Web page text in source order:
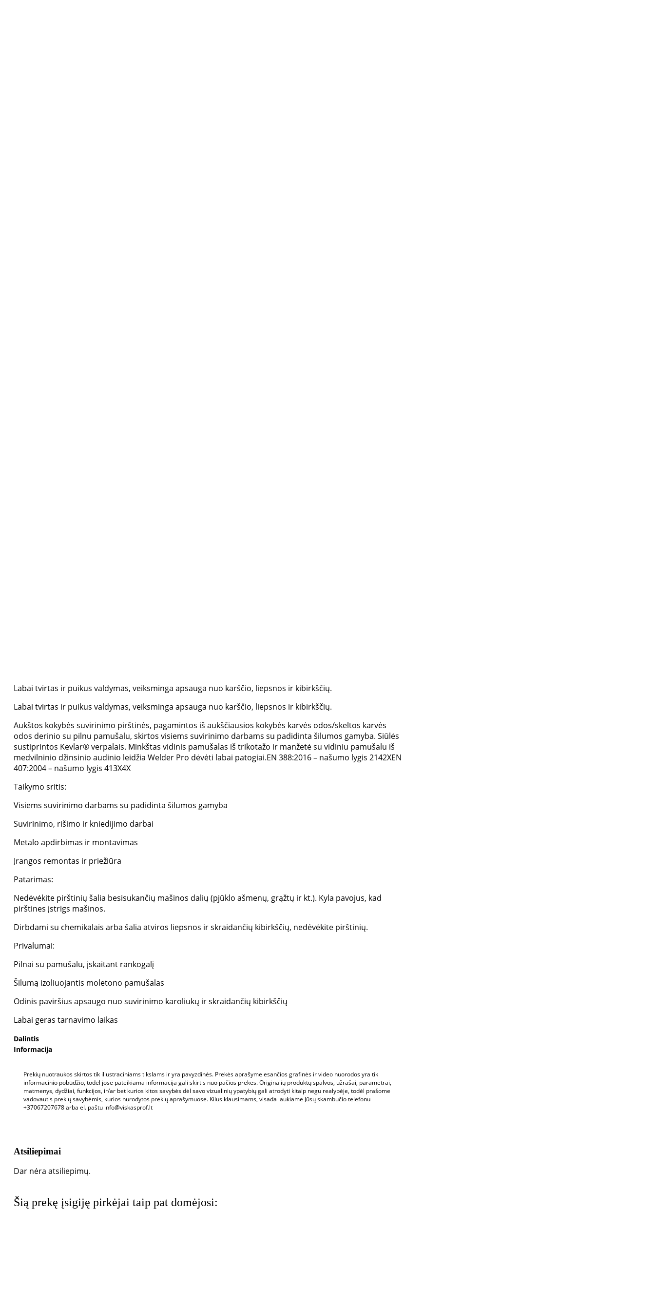
Labai tvirtas ir puikus valdymas, veiksminga apsauga nuo karščio, liepsnos ir kibirkščių.
Labai tvirtas ir puikus valdymas, veiksminga apsauga nuo karščio, liepsnos ir kibirkščių.
Aukštos kokybės suvirinimo pirštinės, pagamintos iš aukščiausios kokybės karvės odos/skeltos karvės
odos derinio su pilnu pamušalu, skirtos visiems suvirinimo darbams su padidinta šilumos gamyba. Siūlės
sustiprintos Kevlar® verpalais. Minkštas vidinis pamušalas iš trikotažo ir manžetė su vidiniu pamušalu iš
medvilninio džinsinio audinio leidžia Welder Pro dėvėti labai patogiai.EN 388:2016 – našumo lygis 2142XEN
407:2004 – našumo lygis 413X4X
Taikymo sritis:
Visiems suvirinimo darbams su padidinta šilumos gamyba
Suvirinimo, rišimo ir kniedijimo darbai
Metalo apdirbimas ir montavimas
Įrangos remontas ir priežiūra
Patarimas:
Nedėvėkite pirštinių šalia besisukančių mašinos dalių (pjūklo ašmenų, grąžtų ir kt.). Kyla pavojus, kad
pirštines įstrigs mašinos.
Dirbdami su chemikalais arba šalia atviros liepsnos ir skraidančių kibirkščių, nedėvėkite pirštinių.
Privalumai:
Pilnai su pamušalu, įskaitant rankogalį
Šilumą izoliuojantis moletono pamušalas
Odinis paviršius apsaugo nuo suvirinimo karoliukų ir skraidančių kibirkščių
Labai geras tarnavimo laikas
Dalintis
Informacija
Prekių nuotraukos skirtos tik iliustraciniams tikslams ir yra pavyzdinės. Prekės aprašyme esančios grafinės ir video nuorodos yra tik
informacinio pobūdžio, todėl jose pateikiama informacija gali skirtis nuo pačios prekės. Originalių produktų spalvos, užrašai, parametrai,
matmenys, dydžiai, funkcijos, ir/ar bet kurios kitos savybės dėl savo vizualinių ypatybių gali atrodyti kitaip negu realybėje, todėl prašome
vadovautis prekių savybėmis, kurios nurodytos prekių aprašymuose. Kilus klausimams, visada laukiame Jūsų skambučio telefonu
+37067207678 arba el. paštu info@viskasprof.lt
Atsiliepimai
Dar nėra atsiliepimų.
Šią prekę įsigiję pirkėjai taip pat domėjosi: